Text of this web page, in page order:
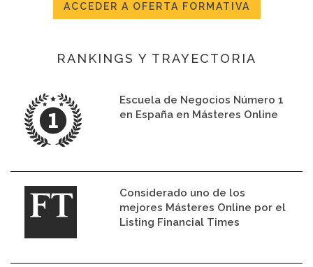
ACCEDER A OFERTA FORMATIVA
RANKINGS Y TRAYECTORIA
Escuela de Negocios Número 1
en España en Másteres Online
Considerado uno de los
mejores Másteres Online por el
Listing Financial Times